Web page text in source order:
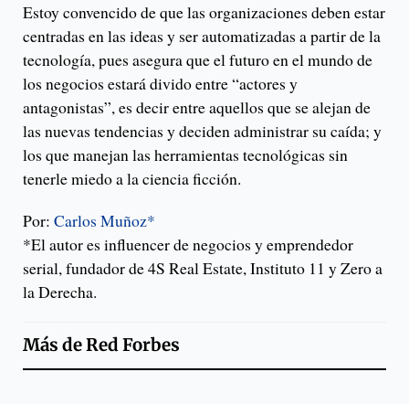
Estoy convencido de que las organizaciones deben estar
centradas en las ideas y ser automatizadas a partir de la
tecnología, pues asegura que el futuro en el mundo de
los negocios estará divido entre “actores y
antagonistas”, es decir entre aquellos que se alejan de
las nuevas tendencias y deciden administrar su caída; y
los que manejan las herramientas tecnológicas sin
tenerle miedo a la ciencia ficción.
Por: Carlos Muñoz*
*El autor es influencer de negocios y emprendedor
serial, fundador de 4S Real Estate, Instituto 11 y Zero a
la Derecha.
Más deRed Forbes